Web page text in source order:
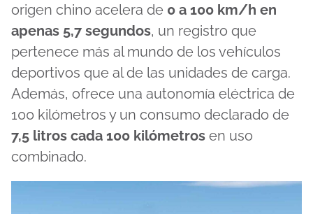
origen chino acelera de 0 a 100 km/h en
apenas 5,7 segundos, un registro que
pertenece más al mundo de los vehículos
deportivos que al de las unidades de carga.
Además, ofrece una autonomía eléctrica de
100 kilómetros y un consumo declarado de
7,5 litros cada 100 kilómetros en uso
combinado.